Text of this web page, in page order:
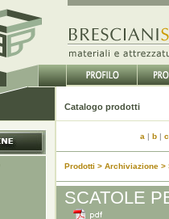
a | b| c
Prodotti > Archiviazione
SCATOLE